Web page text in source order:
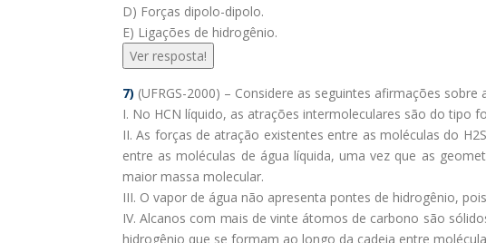
D) Forças dipolo-dipolo.
E) Ligações de hidrogênio.
Ver resposta!
7) (UFRGS-2000) – Considere as seguintes afirmações sobre
I. No HCN líquido, as atrações intermoleculares são do tipo
II. As forças de atração existentes entre as moléculas do
entre as moléculas de água líquida, uma vez que as
maior massa molecular.
III. O vapor de água não apresenta pontes de hidrogênio,
IV. Alcanos com mais de vinte átomos de carbono são
hidrogênio que se formam ao longo da cadeia entre